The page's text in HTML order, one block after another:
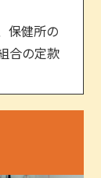
保健所の
合の定款